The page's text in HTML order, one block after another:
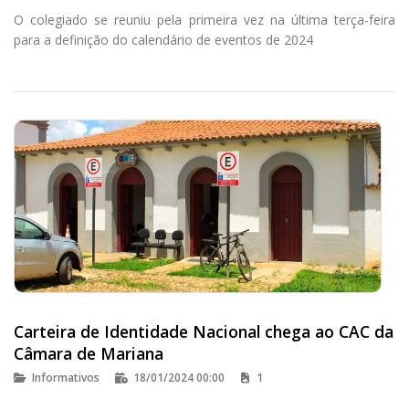
O colegiado se reuniu pela primeira vez na última terça-feira
para a definição do calendário de eventos de 2024
Carteira de Identidade Nacional chega ao CAC da
Câmara de Mariana
Informativos 18/01/2024 00:00 1